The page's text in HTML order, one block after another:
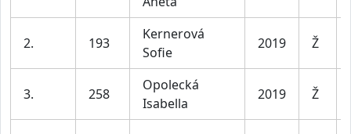
2. 193
Kernerová
Sofie
2019 Ž
3. 258
Opolecká
Isabella
2019 Ž